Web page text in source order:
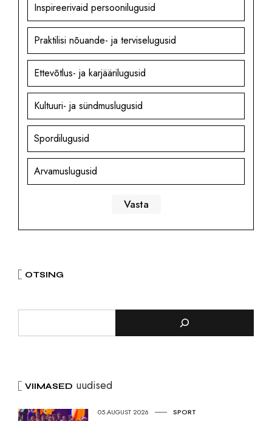
Inspireerivaid persoonilugusid
Praktilisi nõuande- ja terviselugusid
Ettevõtlus- ja karjäärilugusid
Kultuuri- ja sündmuslugusid
Spordilugusid
Arvamuslugusid
OTSING
VIIMASED uudised
05.AUGUST 2026 SPORT